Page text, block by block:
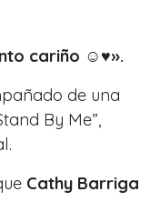
cariño ☺️♥️».
de una
By Me”,
Cathy Barriga